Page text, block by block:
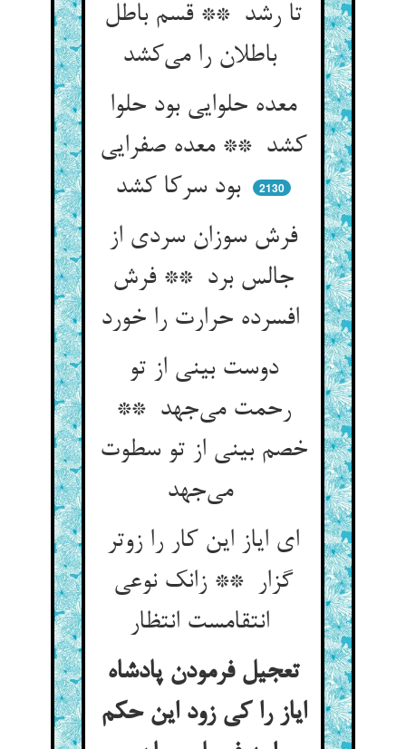
تا رشد ** قسم باطل
باطلان را می‌کشد
معده حلوایی بود حلوا
کشد ** معده صفرایی
بود سرکا کشد
2130
فرش سوزان سردی از
جالس برد ** فرش
افسرده حرارت را خورد
دوست بینی از تو
رحمت می‌جهد **
خصم بینی از تو سطوت
می‌جهد
ای ایاز این کار را زوتر
گزار ** زانک نوعی
تعجیل فرمودن پادشاه
ایاز را کی زود این حکم